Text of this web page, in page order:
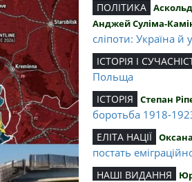
ПОЛІТИКА
Анджей Суліма-
сліпоти: Україна й
ІСТОРІЯ І
Польща
ІСТОРІЯ Степан
боротьба 1918-
ЕЛІТА НАЦІЇ
постать
НАШІ ВИДАННЯ